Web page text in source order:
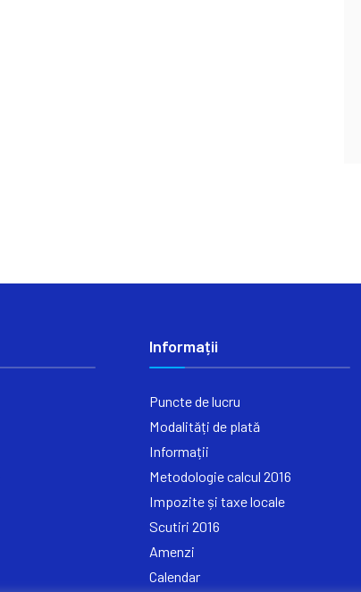
Informații
Puncte de lucru
Modalități de plată
Informații
Metodologie calcul 2016
Impozite și taxe locale
Scutiri 2016
Amenzi
Calendar